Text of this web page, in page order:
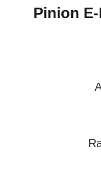
IHREN
Pinion E-